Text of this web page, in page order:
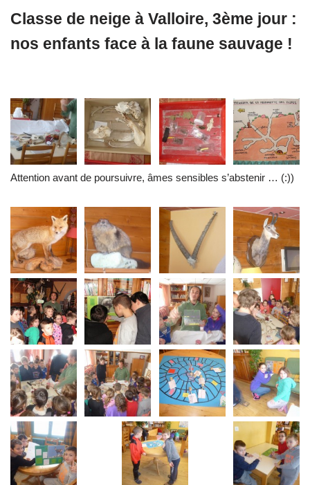
Classe de neige à Valloire, 3ème jour :
nos enfants face à la faune sauvage !
Attention avant de poursuivre, âmes sensibles s’abstenir … (:))